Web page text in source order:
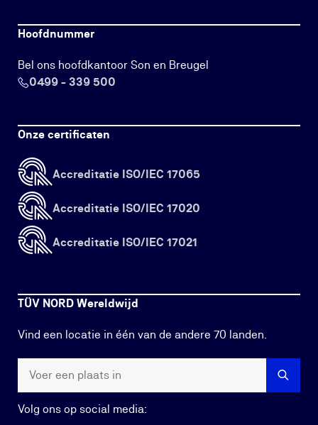
Hoofdnummer
Bel ons hoofdkantoor Son en Breugel
0499 - 339 500
Onze certificaten
Accreditatie ISO/IEC 17065
Accreditatie ISO/IEC 17020
Accreditatie ISO/IEC 17021
TÜV NORD Wereldwijd
Vind een locatie in één van de andere 70 landen.
Volg ons op social media: